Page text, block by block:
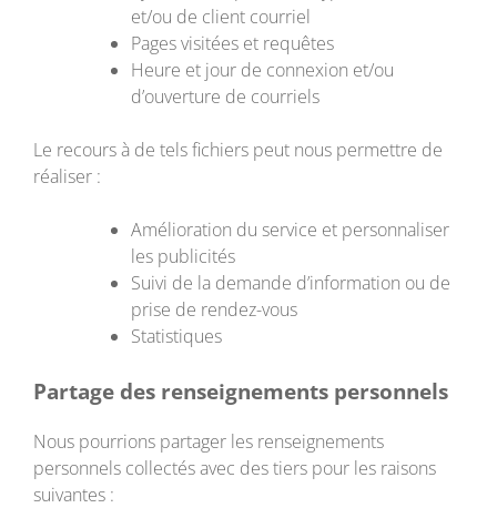
et/ou de client courriel
Pages visitées et requêtes
Heure et jour de connexion et/ou
d’ouverture de courriels
Le recours à de tels fichiers peut nous permettre de
réaliser :
Amélioration du service et personnaliser
les publicités
Suivi de la demande d’information ou de
prise de rendez-vous
Statistiques
Partage des renseignements personnels
Nous pourrions partager les renseignements
personnels collectés avec des tiers pour les raisons
suivantes :